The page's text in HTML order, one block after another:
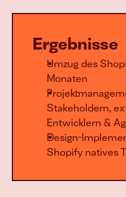
Ergebnisse
Umzug des
Monaten
Stakeholdern,
Entwicklern &
Design-
Shopify natives